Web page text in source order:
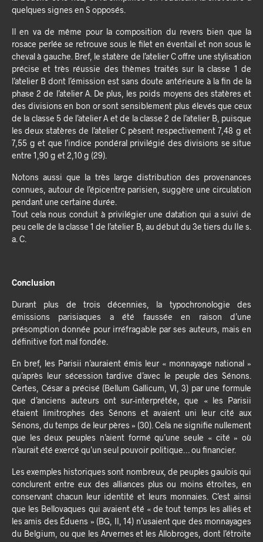
quelques signes en S opposés.
Il en va de même pour la composition du revers bien que la
rosace perlée se retrouve sous le filet en éventail et non sous le
cheval à gauche. Bref, le statère de l’atelier C offre une stylisation
précise et très réussie des thèmes traités sur la classe 1 de
l’atelier B dont l’émission est sans doute antérieure à la fin de la
phase 2 de l’atelier A. De plus, les poids moyens des statères et
des divisions en bon or sont sensiblement plus élevés que ceux
de la classe 5 de l’atelier A et de la classe 2 de l’atelier B, puisque
les deux statères de l’atelier C pèsent respectivement 7,48 g et
7,55 g et que l’indice pondéral privilégié des divisions se situe
entre 1,90 g et 2,10 g (29).
Notons aussi que la très large distribution des provenances
connues, autour de l’épicentre parisien, suggère une circulation
pendant une certaine durée.
Tout cela nous conduit à privilégier une datation qui a suivi de
peu celle de la classe 1 de l’atelier B, au début du 3e tiers du IIe s.
a. C.
Conclusion
Durant plus de trois décennies, la typochronologie des
émissions parisiaques a été faussée en raison d’une
présomption donnée pour irréfragable par ses auteurs, mais en
définitive fort mal fondée.
En bref, les Parisii n’auraient émis leur « monnayage national »
qu’après leur sécession tardive d’avec le peuple des Sénons.
Certes, César a précisé (Bellum Gallicum, VI, 3) par une formule
que d’anciens auteurs ont sur-interprétée, que « les Parisii
étaient limitrophes des Sénons et avaient uni leur cité aux
Sénons, du temps de leur pères » (30). Cela ne signifie nullement
que les deux peuples n’aient formé qu’une seule « cité » où
n’aurait été exercé qu’un seul pouvoir politique… ou financier.
Les exemples historiques sont nombreux, de peuples gaulois qui
conclurent entre eux des alliances plus ou moins étroites, en
conservant chacun leur identité et leurs monnaies. C’est ainsi
que les Bellovaques qui avaient été « de tout temps les alliés et
les amis des Éduens » (BG, II, 14) n’usaient que des monnayages
du Belgium, ou que les Arvernes et les Allobroges, dont l’étroite